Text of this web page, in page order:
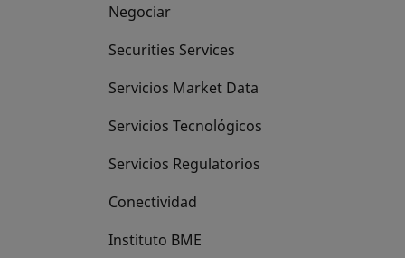
Negociar
Securities Services
Servicios Market Data
Servicios Tecnológicos
Servicios Regulatorios
Conectividad
Instituto BME
se abre en una pestaña nueva